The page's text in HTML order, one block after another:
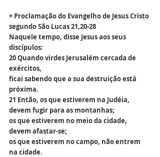
+ Proclamação do Evangelho de Jesus Cristo
segundo São Lucas 21,20-28
Naquele tempo, disse Jesus aos seus
discípulos:
20 Quando virdes Jerusalém cercada de
exércitos,
ficai sabendo que a sua destruição está
próxima.
21 Então, os que estiverem na Judéia,
devem fugir para as montanhas;
os que estiverem no meio da cidade,
devem afastar-se;
os que estiverem no campo, não entrem
na cidade.